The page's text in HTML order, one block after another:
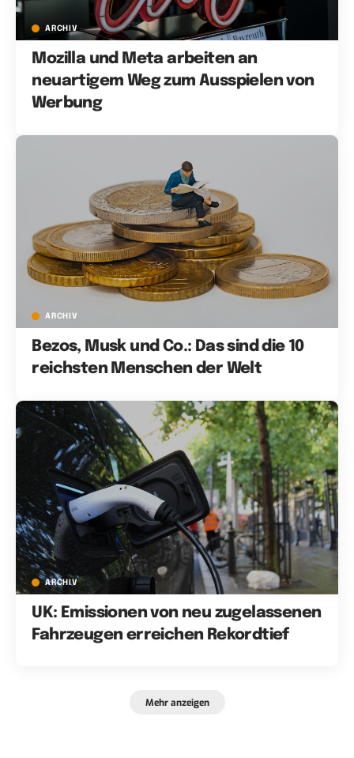
ARCHIV
Mozilla und Meta arbeiten an
neuartigem Weg zum Ausspielen von
Werbung
ARCHIV
Bezos, Musk und Co.: Das sind die 10
reichsten Menschen der Welt
ARCHIV
UK: Emissionen von neu zugelassenen
Fahrzeugen erreichen Rekordtief
Mehr anzeigen